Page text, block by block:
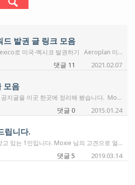
발권 글 링크 모음
Aeromexico 성수기에 Aeromexico로 미국-멕시코 발권하기 Aeroplan 미국에서 Etihad Airways Business석 타고 한국가자(ORD-AUH-ICN) – Aeroplan 발권 (by Moxie) Alaska Airlines 알래스카항공 어워드발권 룰 알래스카항공 구간별 변경하기 알래스카 마일로 싱가포르 항공 온라인 발권 알래스카 마일로 JAL 발권하기 알래스카항공 – 국내선 장거리 무료 왕복 + 오픈조 + 미니 RTW AS 마일로 핀에어 발권놀이 (by KE651) American Airlines AA 어워드 발권: 기본부터 응용까지 AA Web Special로 미국-멕시코 발권하기 4인 비즈니스석 ATL-DFW-ICN으로 변경 & 대안으로 찾아봤던 4인 가족 JAL 일등석 타기 ANA Airlines ANA part I. 기본편 – 발권룰, 유류할증료 ANA Part II. ANA international award 발권 ANA Part III. Partner award 발권 ANA Part IV. 국내선 편도표 붙이기 ANA Part V. 오픈조 활용하기 1편 ANA Part VI. ANA 발권 101 (ANA 발권 기본편) ANA Part VII. 오픈조 활용하기 2편 ANA RTW Asiana Airlines 아시아나 Part I. 루프트한자 일등석 타기 아시아나 Part II. 스타얼라이언스 발권하기 101 (Ver. 2.0) British Airways British Airways 발권하기 1편 – 기본편 (by Moxie) British Airways 발권하기 2편 – 응용편, Sweet Spot 발권 (by Moxie) DFW에서 싸게싸게가는 BA발권 Sweet Spot! (by otherwhile) DFW에서 싸게싸게가는 BA발권 Sweet Spot! 2탄 (by otherwhile) DFW에서 싸게싸게가는 BA발권 Sweet Spot! 3탄 (by otherwhile) 간단하면서도 쉽게 BA Avios를 이용한 국내선 발권하기~! (Amex MR Promo: +40%) (by otherwhile) DFW에서 싸게싸게가는 BA발권 Sweet Spot! 5탄 (이번에는 바닷가 쪽으로 한번 가보자~!) (by otherwhile) Delta Airlines 흥미로운 델타 발권 (간단한 팁) Delta 어워드로 한국행 비즈니스석 그나마 저렴하게 탈 수 있는 라우팅 (여전히 비쌈) Delta Vacations 패키지 프로모션 활용해서 캔쿤 갑니다. Delta Vacations 바우처 사용 및 프로모션 추가 적용 후기 Delta Vacation 과 함께하는 캔쿤여행 (by 홍홍홍) Emirates 에미레이트항공 어워드 – 대한항공 온라인에서 발권 가능 EVA Air EVA 항공 발권연습 1편 – 몸풀기(준비운동) (by Moxie) EVA 항공 발권연습 2편 – 발권 예제 몇가지 (by Moxie) Flying Blue (Air France/KLM) Flying Blue로 미국-멕시코 발권하기 Flying Blue Miles로 하와이 가기 (by otherwhile) Japan Airlines JAL 웹싸이트에서 JAL 일등석 간단 검색과 발권 법 (by Moxie) Jet Blue Airlines 젯블루 1편: ATL 위주로 간단히 훑어보기 젯블루 2편: 간단히 훑어보기 + 크레딧카드 젯블루 3편: 비즈니스 카드 혜택 활용하기 (annual $100 statement credit) Korean Air 대한항공 유류할증료 절약하기 대한항공 챗봇으로 대기 예약 서비스 신청 Lifemiles 라이프마일즈 Part I. 포인트 전환, 크레딧카드, 구매 프로모션 라이프마일즈 Part II. 기본 발권편 라이프마일즈 Part III. 응용편 – 한국 가기 라이프마일즈 Part IV. 응용편 – 싱가포르 가기 라이프마일즈 Part V. 루프트한자 라이프마일즈 Part VI. 타이항공 라이프마일즈 Part VII. 응용편 – 일본에서 미국 가면서 ANA & LH 일등석 탑승하기 라이프마일즈 Part VIII. 응용편 – 방콕에서 미국 가는 길에 타이 항공 일등석 탑승하기 Lufthansa 루프트한자 어워드 발권 (Mile & More) – 스타얼라이언스 발권 후기 Singapore Airlines Singapore Airlines Part I. 발권룰 Singapore Airlines Part II. 싱가포르 항공 발권 – 어워드 차트 및 온라인 발권 Singapore Airlines Part III. 싱가포르 일등석/스윗 (Old & New) Southwest Airlines 싸우스 웨스트 컴패니언 패스 사용 후기 (by Moxie) Turkish Airlines Turkish Airlines Miles & Smiles 사용 가이드 1편 – 기본편 (by Moxie) Turkish Airlines Miles & Smiles 사용 가이드 2편 – 활용편: 스타 얼라이언스 파트너사 기본 발권법과 프리미엄 캐빈 발권 스윗스팟 (by Moxie) United Airlines 한국 발권용 – 다시 한번 United Airlines 어워드 발권 Virgin Atlantic Airways Virgin Atlantic 포인트 사용 1편 – 자사 항공권 upper class (비즈니스) 발권 Virgin Atlantic 포인트 사용 2편 – 파트너 항공사 발권 Virgin Atlantic 포인트 사용 3편 – Virgin Group 럭셔리 리조트 예약 Virgin Atlantic 포인트 사용 4편 – 파트너 호텔 Virgin Atlantic 포인트 사용 5편. 온라인에서 미국-인천 구간 Delta 항공으로 발권하기 Virgin Atlantic 포인트 사용 6편. 에어프랑스/KLM Part I Virgin Atlantic 포인트 사용 7편. 에어프랑스/KLM Part II – 유류할증료 없애기 Virgin Atlantic 포인트 사용 8편. VS Upper Class – 유류할증료 없애거나 낮추기 Virgin Atlantic 포인트 사용 9편. 에어프랑스/KLM Part III – 미니 RTW 버진 아틀란틱 마일로 ANA 일등석 발권후기 (by Moxie) 기타 유용한 항공 정보 Stop-Over, Open-Jaw 이용하기 좋은 8개 항공사의 현재 모습 (by Moxie) Award Ticket With Infant 알아보기! (by otherwhile) ICN에서 싸게싸게 가는 Sweet Spot! (by otherwhile)
댓글 11 2021.02.07
모음
게시판에서 읽어보시면 도움될 공지글을 이곳 한곳에 정리해 봤습니다. Moxie 오픈게시판 이용 주의사항 및 운영방침 회원가입/활동시에 겪으시는 몇가지 애로사항에 대하여~ [꼭 읽어보세요] 크레딧카드 질문/조언 요청 모음글 게시판 사용법 팁 한가지 - 게시글의 정렬순서 업데이트 리스트로 보기 초보자들을 위한 Fly with Moxie 활용하기 초보자들을 위한 Fly with Moxie 활용하기 v2 2021년 Fly With Moxie Update Fly With Moxie에 작성하시는 글에 대한 몇가지 주의사항
댓글 0 2015.01.24
립니다.
라 섬입니다. 저 같은 초보자가 포인트를 모아 가볼 수 있는 곳이 아닌 것은 알지만 하나하나 준비하여 계획 중에 있습니다. 이에 혹시 아틀란타에서 출발을 계획한다면, 1. 어느 항공사 통해 진행해야 하는지? 2. 여기 계신 분들은 어느 호텔을 추천하는지? 3. 개인적인 편차는 있겠지만, 어느 카드 포인트를 모으는 것이 좋은지? 너무 범위가 커서 많이 힘드시겠지만, 조금의 도움이라도 감사하게 생각하겠습니다. 참고로 제가 가지고 있는 카드는 1. SPG Amex 카드 - (메리엇 약 120,000 포인트 - 보유 5년) 2. 힐튼 Honors Amex Ascend 카드 (지난주 신청) 3.Chase Sapphire Preferred® Card (100,000 포인트 - 1년 보유) 이며, 와이프는 얼마 전 Amex Delta 를 신청하였습니다. 저희가 가지고 있는 것을 확인해 보시고 어느 포인트를 모으는 것이 좋은지? 아니면 어느 카드를 추가로 신청하는 것이 좋은지 확인 부탁드립니다. 너무 포인트가 턱없이 부족한 것은 알지만 열심히 모아 보겠습니다. 긴글 일어주셔서 감사합니다.
댓글 5 2019.03.14